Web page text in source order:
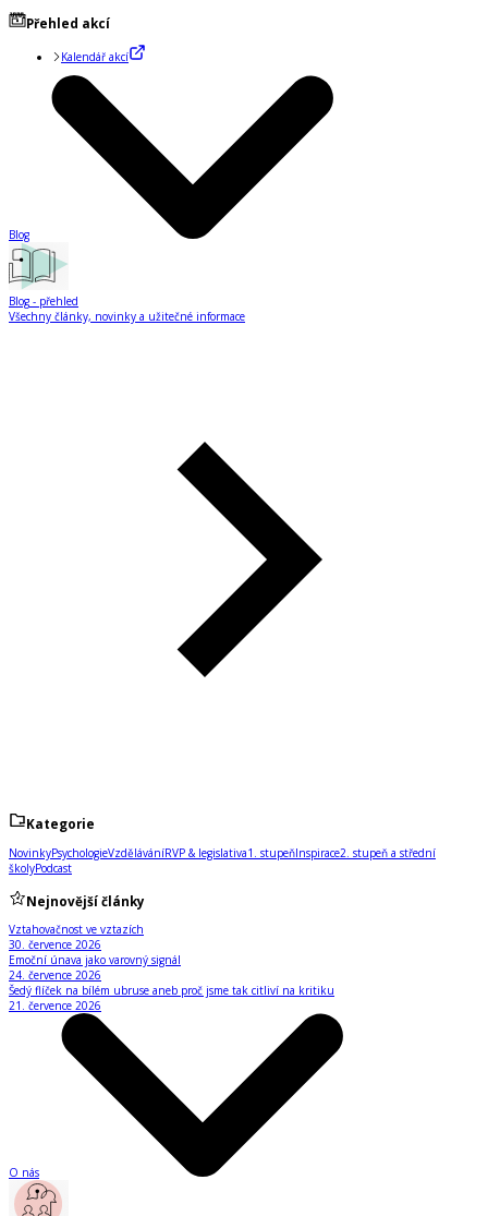
Přehled akcí
Kalendář akcí
Blog
Blog - přehled
Všechny články, novinky a užitečné informace
Kategorie
NovinkyPsychologieVzděláváníRVP & legislativa1. stupeňInspirace2. stupeň a střední
školyPodcast
Nejnovější články
Vztahovačnost ve vztazích
30. července 2026
Emoční únava jako varovný signál
24. července 2026
Šedý flíček na bílém ubruse aneb proč jsme tak citliví na kritiku
21. července 2026
O nás